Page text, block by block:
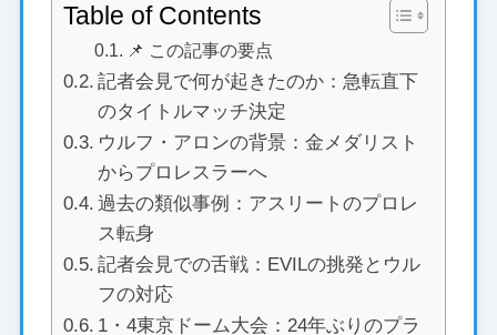
Table of Contents
📌 この記事の要点
記者会見で何が起きたのか：急転直下
のタイトルマッチ決定
ウルフ・アロンの背景：金メダリスト
からプロレスラーへ
過去の類似事例：アスリートのプロレ
ス転身
記者会見での舌戦：EVILの挑発とウル
フの対応
1・4東京ドーム大会：24年ぶりのプラ